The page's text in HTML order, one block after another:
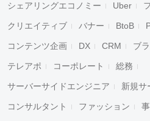
シェアリングエコノミー Uber
クリエイティブ バナー BtoB
コンテンツ企画 DX CRM ブ
テレアポ コーポレート 総務
サーバーサイドエンジニア 新規サ
コンサルタント ファッション